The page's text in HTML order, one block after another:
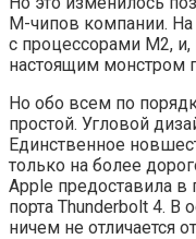
М-чипов компании.
с процессорами M2, и,
настоящим монстром
Но обо всем по
простой. Угловой
Единственное
только на более
Apple предоставила
порта Thunderbolt 4.
ничем не отличается